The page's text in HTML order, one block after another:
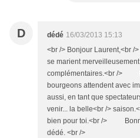
D dédé 16/03/2013 15:13
<br /> Bonjour
se marient
complémentaires.<br />
bourgeons attendent avec
aussi, en tant que
venir... la belle<br />
bien pour toi.<br />
dédé. <br />